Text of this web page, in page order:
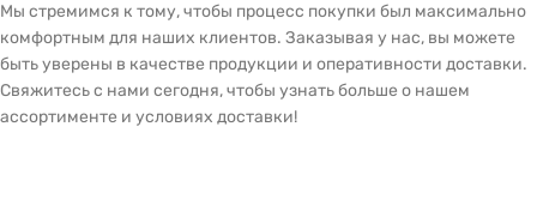
Мы стремимся к тому, чтобы процесс покупки был максимально
комфортным для наших клиентов. Заказывая у нас, вы можете
быть уверены в качестве продукции и оперативности доставки.
Свяжитесь с нами сегодня, чтобы узнать больше о нашем
ассортименте и условиях доставки!